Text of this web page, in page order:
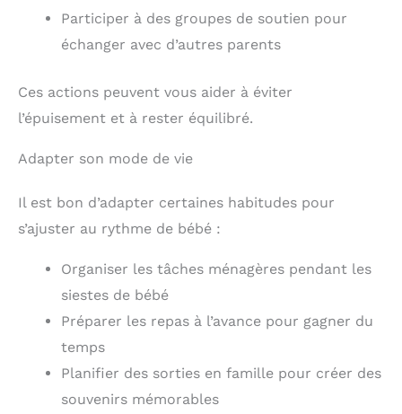
Participer à des groupes de soutien pour
échanger avec d’autres parents
Ces actions peuvent vous aider à éviter
l’épuisement et à rester équilibré.
Adapter son mode de vie
Il est bon d’adapter certaines habitudes pour
s’ajuster au rythme de bébé :
Organiser les tâches ménagères pendant les
siestes de bébé
Préparer les repas à l’avance pour gagner du
temps
Planifier des sorties en famille pour créer des
souvenirs mémorables